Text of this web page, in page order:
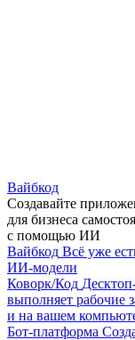
Вайбкод
Создавайте
для бизнеса
с помощью ИИ
Вайбкод Всё уже
ИИ-модели
Коворк/Код
выполняет рабочие
и на вашем
Бот-платформа